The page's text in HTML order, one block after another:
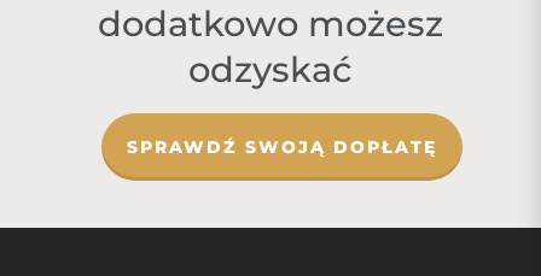
dodatkowo możesz
odzyskać
SPRAWDŹ SWOJĄ DOPŁATĘ